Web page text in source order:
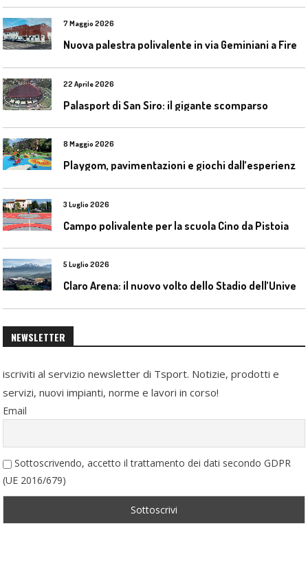
7 Maggio 2026
22 Aprile 2026
Palasport di San Siro: il gigante scomparso
8 Maggio 2026
3 Luglio 2026
Campo polivalente per la scuola Cino da Pistoia
5 Luglio 2026
NEWSLETTER
iscriviti al servizio newsletter di Tsport. Notizie, prodotti e
servizi, nuovi impianti, norme e lavori in corso!
Email
Sottoscrivendo, accetto il trattamento dei dati secondo GDPR
(UE 2016/679)